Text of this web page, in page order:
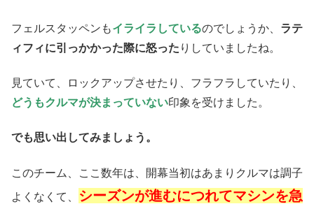
フェルスタッペンもイライラしているのでしょうか、 ラテ
ィフィに引っかかった際に怒った りしていましたね。
見ていて、ロックアップさせたり、フラフラしていたり、
どうもクルマが決まっていない印象を受けました。
でも思い出してみましょう。
このチーム、ここ数年は、開幕当初はあまりクルマは調子
よくなくて、
シーズンが進むにつれてマシンを急